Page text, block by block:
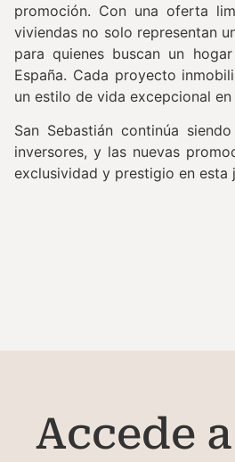
promoción. Con una oferta
viviendas no solo representan
para quienes buscan un
España. Cada proyecto
un estilo de vida excepcional
San Sebastián continúa
inversores, y las nuevas
exclusividad y prestigio en esta
Accede